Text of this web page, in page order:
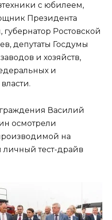
с юбилеем,
Президента
Ростовской
депутаты Госдумы
и хозяйств,
и
Василий
осмотрели
на
тест-драйв